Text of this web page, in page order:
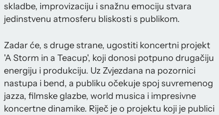
skladbe, improvizaciju i snažnu emociju stvara
jedinstvenu atmosferu bliskosti s publikom.
Zadar će, s druge strane, ugostiti koncertni projekt
'A Storm in a Teacup', koji donosi potpuno drugačiju
energiju i produkciju. Uz Zvjezdana na pozornici
nastupa i bend, a publiku očekuje spoj suvremenog
jazza, filmske glazbe, world musica i impresivne
koncertne dinamike. Riječ je o projektu koji je publici